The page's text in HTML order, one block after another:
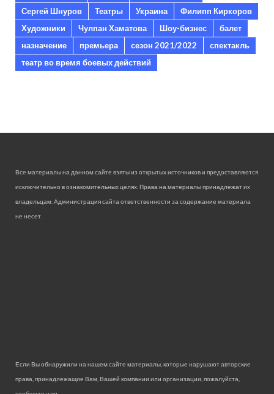
Сергей Шнуров
Театры Украина
Филипп Киркоров
Художники
Чулпан Хаматова Шоу-бизнес
балет
назначение
премьера сезон 2021/2022
спектакль
театр во время боевых действий
Все материалы на данном сайте взяты из открытых источников и предоставляются
исключительно в ознакомительных целях. Права на материалы принадлежат их
владельцам. Администрация сайта ответственности за содержание материала
не несет.
Если Вы обнаружили на нашем сайте материалы, которые нарушают авторские
права, принадлежащие Вам, Вашей компании или организации, пожалуйста,